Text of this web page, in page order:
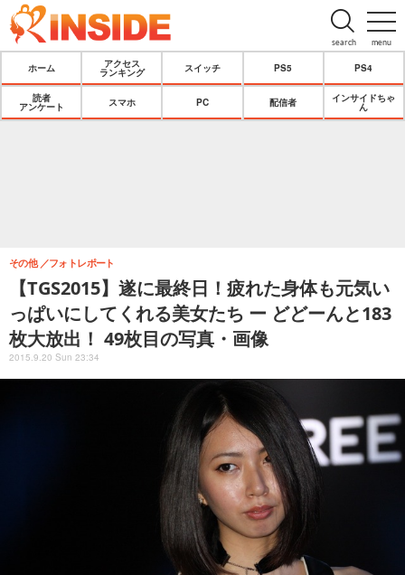
menu
search
ホーム
アクセス
ランキング
スイッチ PS5 PS4
読者
アンケート
スマホ PC 配信者
インサイドちゃ
ん
【TGS2015】遂に最終日！疲れた身体も元気い
っぱいにしてくれる美女たち ー どどーんと183
枚大放出！ 49枚目の写真・画像
その他 フォトレポート
2015.9.20 Sun 23:34